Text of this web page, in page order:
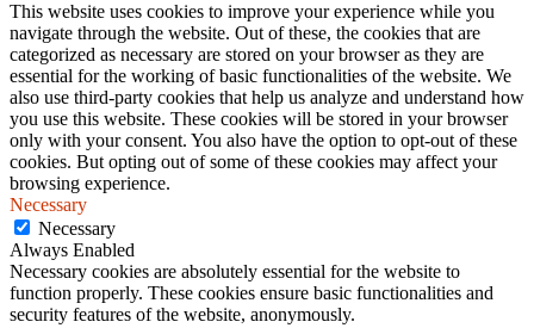
This website uses cookies to improve your experience while you
navigate through the website. Out of these, the cookies that are
categorized as necessary are stored on your browser as they are
essential for the working of basic functionalities of the website. We
also use third-party cookies that help us analyze and understand how
you use this website. These cookies will be stored in your browser
only with your consent. You also have the option to opt-out of these
cookies. But opting out of some of these cookies may affect your
browsing experience.
Necessary
Necessary
Always Enabled
Necessary cookies are absolutely essential for the website to
function properly. These cookies ensure basic functionalities and
security features of the website, anonymously.